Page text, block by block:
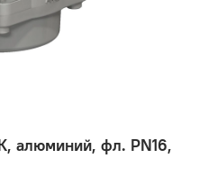
алюминий, фл. PN16,